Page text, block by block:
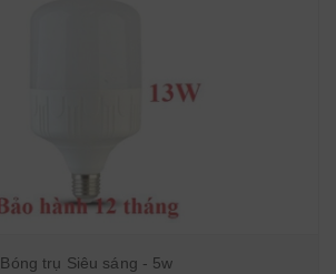
Bóng trụ Siêu sáng - 5w